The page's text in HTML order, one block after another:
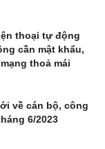
thoại tự động
cần mật khẩu,
thoả mái
về cán bộ, công
6/2023